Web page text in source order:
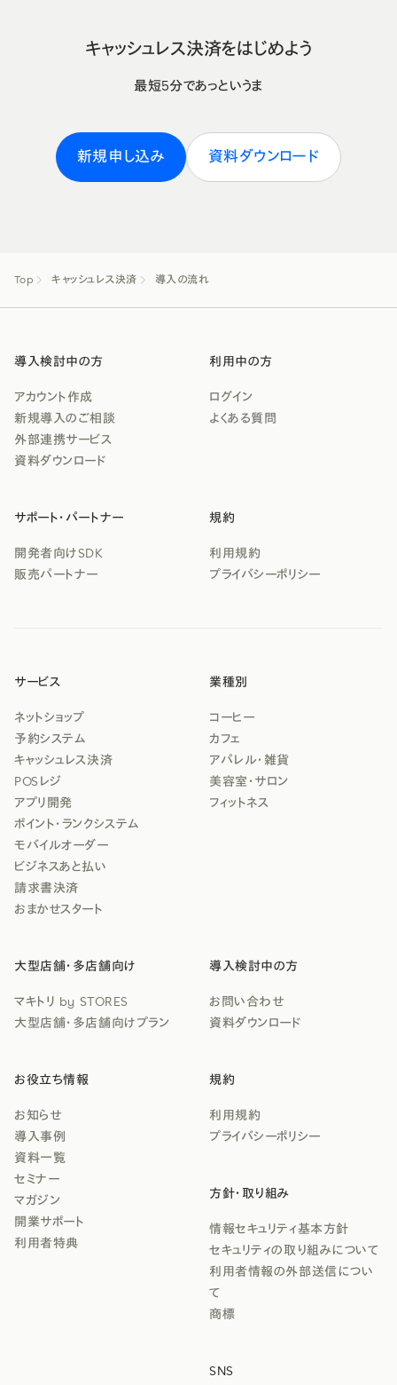
キャッシュレス決済をはじめよう
最短5分であっというま
新規申し込み 資料ダウンロード
Top キャッシュレス決済 導入の流れ
導入検討中の方
アカウント作成
新規導入のご相談
外部連携サービス
資料ダウンロード
利用中の方
ログイン
よくある質問
サポート・パートナー
開発者向けSDK
販売パートナー
規約
利用規約
プライバシーポリシー
サービス
ネットショップ
予約システム
キャッシュレス決済
POSレジ
アプリ開発
ポイント・ランクシステム
モバイルオーダー
ビジネスあと払い
請求書決済
おまかせスタート
業種別
コーヒー
カフェ
アパレル・雑貨
美容室・サロン
フィットネス
大型店舗・多店舗向け
マキトリ by STORES
大型店舗・多店舗向けプラン
お役立ち情報
お知らせ
導入事例
資料一覧
セミナー
マガジン
開業サポート
利用者特典
導入検討中の方
お問い合わせ
資料ダウンロード
規約
利用規約
プライバシーポリシー
方針・取り組み
情報セキュリティ基本方針
セキュリティの取り組みについて
利用者情報の外部送信につい
て
商標
SNS